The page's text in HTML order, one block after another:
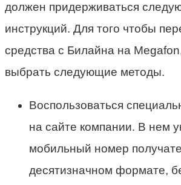
должен придерживаться
инструкций. Для того чтобы
средства с Билайна на
выбрать следующие методы.
Воспользоваться
на сайте компании. В нем
мобильный номер
десятизначном формате,